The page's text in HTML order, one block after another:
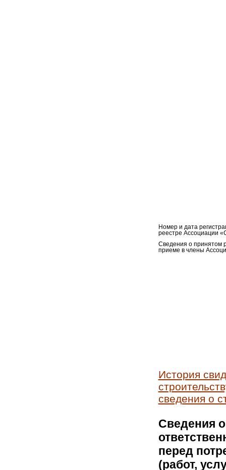
Номер и дата
реестре Ассоциации
Сведения о принятом
приеме в члены
История
сведения о
Сведения
перед
(работ,